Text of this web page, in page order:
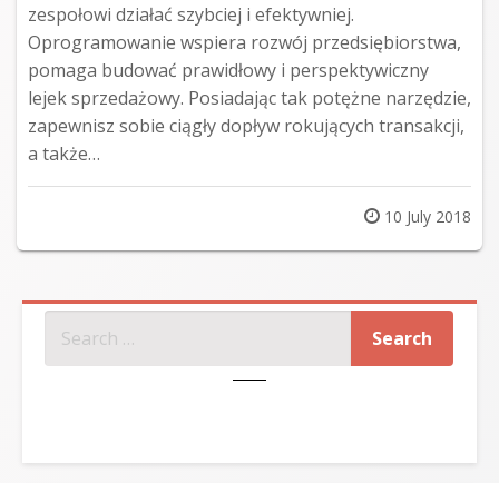
zespołowi działać szybciej i efektywniej.
Oprogramowanie wspiera rozwój przedsiębiorstwa,
pomaga budować prawidłowy i perspektywiczny
lejek sprzedażowy. Posiadając tak potężne narzędzie,
zapewnisz sobie ciągły dopływ rokujących transakcji,
a także…
Posted
on
10 July 2018